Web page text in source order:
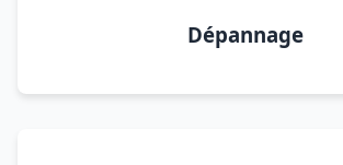
Dépannage